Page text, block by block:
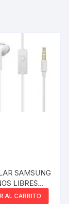
SAMSUNG
LIBRES
AL CARRITO